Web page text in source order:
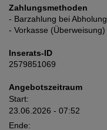
Zahlungsmethoden
- Barzahlung bei Abholung
- Vorkasse (Überweisung)
Inserats-ID
2579851069
Angebotszeitraum
Start:
23.06.2026 - 07:52
Ende: